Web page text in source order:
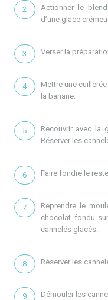
Actionner le
d’une glace
Verser la
Mettre une
la banane.
Recouvrir avec la
Réserver les
Faire fondre le
Reprendre le
chocolat fondu
cannelés glacés.
Réserver les
Démouler les